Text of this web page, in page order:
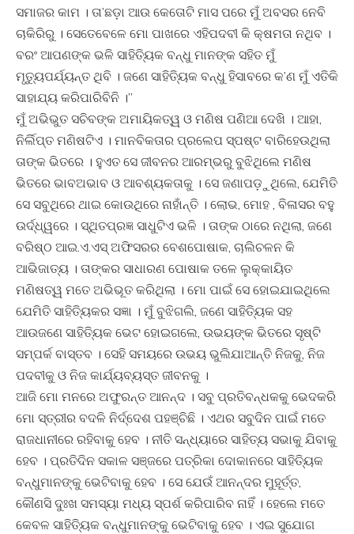
ସମାଜର କାମ । ତା’ଛଡ଼ା ଆଉ କେତୋଟି ମାସ ପରେ ମୁଁ ଅବସର ନେବି
ଚାକିରିରୁ । ସେତେବେଳେ ମୋ ପାଖରେ ଏହିପଦବୀ କି କ୍ଷମତା ନଥିବ ।
ବରଂ ଆପଣଙ୍କ ଭଳି ସାହିତ୍ୟିକ ବନ୍ଧୁ ମାନଙ୍କ ସହିତ ମୁଁ
ମୃତ୍ୟୁପର୍ଯ୍ୟନ୍ତ ଥିବି । ଜଣେ ସାହିତ୍ୟିକ ବନ୍ଧୁ ହିସାବରେ କ’ଣ ମୁଁ ଏତିକି
ସାହାଯ୍ୟ କରିପାରିବିନି ।”
ମୁଁ ଅଭିଭୁତ ସଚିବଙ୍କ ଅମାୟିକତ୍ୱ ଓ ମଣିଷ ପଣିଆ ଦେଖି । ଆହା,
ନିର୍ଲିପ୍ତ ମଣିଷଟିଏ । ମାନବିକତାର ପ୍ରଲେପ ସ୍ପଷ୍ଟ ବାରିହେଉଥିଲା
ତାଙ୍କ ଭିତରେ । ହୁଏତ ସେ ଜୀବନର ଆରମ୍ଭରୁ ବୁଝିଥିଲେ ମଣିଷ
ଭିତରେ ଭାବଅଭାବ ଓ ଆବଶ୍ୟକତାକୁ । ସେ ଜଣାପଡ଼ୁଥିଲେ, ଯେମିତି
ସେ ସବୁଥିରେ ଥାଇ କୋଉଥିରେ ନାହାଁନ୍ତି । ଲୋଭ, ମୋହ , ବିଳାସର ବହୁ
ଉର୍ଦ୍ଧ୍ୱରେ । ସ୍ଥିତପ୍ରଜ୍ଞ ସାଧୁଟିଏ ଭଳି । ତାଙ୍କ ଠାରେ ନଥିଲା, ଜଣେ
ବରିଷ୍ଠ ଆଇ.ଏ.ଏସ୍ ଅଫିସରର ବେଶପୋଷାକ, ଚାଲିଚଳନ କି
ଆଭିଜାତ୍ୟ । ତାଙ୍କର ସାଧାରଣ ପୋଷାକ ତଳେ ଲୁକ୍‌କାୟିତ
ମଣିଷତ୍ୱ ମତେ ଅଭିଭୂତ କରିଥିଲା । ମୋ ପାଇଁ ସେ ହୋଇଯାଇଥିଲେ
ଯେମିତି ସାହିତ୍ୟିକର ସଜ୍ଞା । ମୁଁ ବୁଝିଗଲି, ଜଣେ ସାହିତ୍ୟିକ ସହ
ଆଉଜଣେ ସାହିତ୍ୟିକ ଭେଟ ହୋଇଗଲେ, ଉଭୟଙ୍କ ଭିତରେ ସୃଷ୍ଟି
ସମ୍ପର୍କ ବାସ୍ତବ । ସେହି ସମୟରେ ଉଭୟ ଭୁଲିଯାଆନ୍ତି ନିଜକୁ, ନିଜ
ପଦବୀକୁ ଓ ନିଜ କାର୍ଯ୍ୟବ୍ୟସ୍ତ ଜୀବନକୁ ।
ଆଜି ମୋ ମନରେ ଅଫୁରନ୍ତ ଆନନ୍ଦ । ସବୁ ପ୍ରତିବନ୍ଧକକୁ ଭେଦକରି
ମୋ ସ୍ତ୍ରୀର ବଦଳି ନିର୍ଦ୍ଦେଶ ପହଞ୍ଚିଛି । ଏଥର ସବୁଦିନ ପାଇଁ ମତେ
ରାଜଧାନୀରେ ରହିବାକୁ ହେବ । ନୀତି ସନ୍ଧ୍ୟାରେ ସାହିତ୍ୟ ସଭାକୁ ଯିବାକୁ
ହେବ । ପ୍ରତିଦିନ ସକାଳ ସଞ୍ଜରେ ପତ୍ରିକା ଦୋକାନରେ ସାହିତ୍ୟିକ
ବନ୍ଧୁମାନଙ୍କୁ ଭେଟିବାକୁ ହେବ । ସେ ଯେଉଁ ଆନନ୍ଦର ମୁହୂର୍ତ୍ତ,
କୌଣସି ଦୁଃଖ ସମସ୍ୟା ମଧ୍ୟ ସ୍ପର୍ଶ କରିପାରିବ ନାହିଁ । ହେଲେ ମତେ
କେବଳ ସାହିତ୍ୟିକ ବନ୍ଧୁମାନଙ୍କୁ ଭେଟିବାକୁ ହେବ । ଏଇ ସୁଯୋଗ